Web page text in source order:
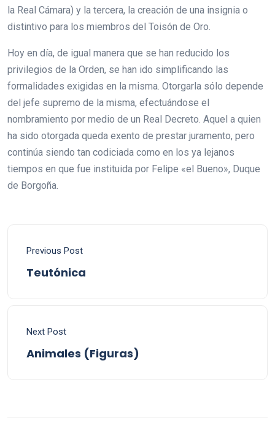
la Real Cámara) y la tercera, la creación de una insignia o
distintivo para los miembros del Toisón de Oro.
Hoy en día, de igual manera que se han reducido los
privilegios de la Orden, se han ido simplificando las
formalidades exigidas en la misma. Otorgarla sólo depende
del jefe supremo de la misma, efectuándose el
nombramiento por medio de un Real Decreto. Aquel a quien
ha sido otorgada queda exento de prestar juramento, pero
continúa siendo tan codiciada como en los ya lejanos
tiempos en que fue instituida por Felipe «el Bueno», Duque
de Borgoña.
Previous Post
Teutónica
Next Post
Animales (Figuras)